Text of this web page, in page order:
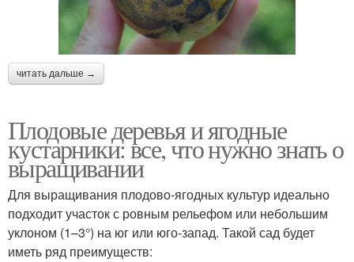
читать дальше →
Плодовые деревья и ягодные
кустарники: все, что нужно знать о
выращивании
Для выращивания плодово-ягодных культур идеально
подходит участок с ровным рельефом или небольшим
уклоном (1–3°) на юг или юго-запад. Такой сад будет
иметь ряд преимуществ: